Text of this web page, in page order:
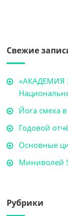
Свежие
«АКАДЕМИЯ
Йога смеха
Годовой
Основные
Миниволей
Рубрики